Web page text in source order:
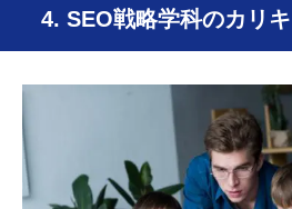
4. SEO戦略学科のカリ